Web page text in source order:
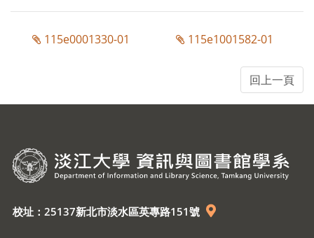
115e0001330-01 115e1001582-01
校址：25137新北市淡水區英專路151號